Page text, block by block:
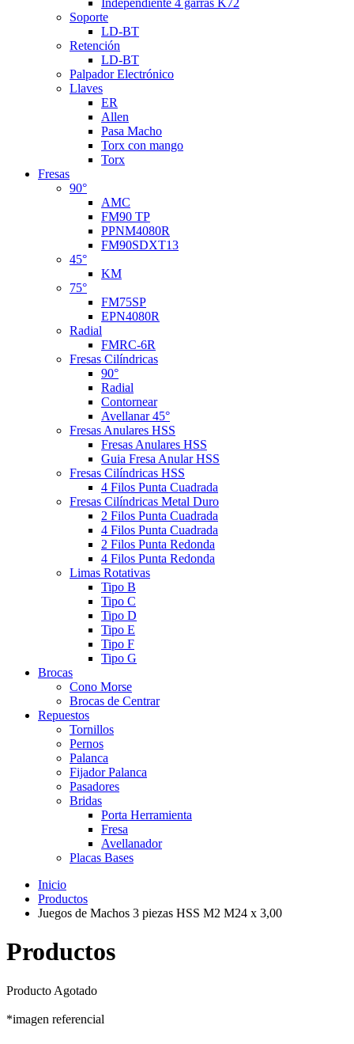
Independiente 4 garras K72
Soporte
LD-BT
Retención
LD-BT
Palpador Electrónico
Llaves
ER
Allen
Pasa Macho
Torx con mango
Torx
Fresas
90°
AMC
FM90 TP
PPNM4080R
FM90SDXT13
45°
KM
75°
FM75SP
EPN4080R
Radial
FMRC-6R
Fresas Cilíndricas
90°
Radial
Contornear
Avellanar 45°
Fresas Anulares HSS
Fresas Anulares HSS
Guia Fresa Anular HSS
Fresas Cilíndricas HSS
4 Filos Punta Cuadrada
Fresas Cilíndricas Metal Duro
2 Filos Punta Cuadrada
4 Filos Punta Cuadrada
2 Filos Punta Redonda
4 Filos Punta Redonda
Limas Rotativas
Tipo B
Tipo C
Tipo D
Tipo E
Tipo F
Tipo G
Brocas
Cono Morse
Brocas de Centrar
Repuestos
Tornillos
Pernos
Palanca
Fijador Palanca
Pasadores
Bridas
Porta Herramienta
Fresa
Avellanador
Placas Bases
Inicio
Productos
Juegos de Machos 3 piezas HSS M2 M24 x 3,00
Productos
Producto Agotado
*imagen referencial